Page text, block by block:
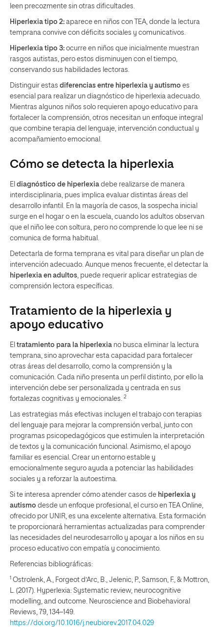
leen precozmente sin otras dificultades.
Hiperlexia tipo 2: aparece en niños con TEA, donde la lectura
temprana convive con déficits sociales y comunicativos.
Hiperlexia tipo 3: ocurre en niños que inicialmente muestran
rasgos autistas, pero estos disminuyen con el tiempo,
conservando sus habilidades lectoras.
Distinguir estas diferencias entre hiperlexia y autismo es
esencial para realizar un diagnóstico de hiperlexia adecuado.
Mientras algunos niños solo requieren apoyo educativo para
fortalecer la comprensión, otros necesitan un enfoque integral
que combine terapia del lenguaje, intervención conductual y
acompañamiento emocional.
Cómo se detecta la hiperlexia
El diagnóstico de hiperlexia debe realizarse de manera
interdisciplinaria, pues implica evaluar distintas áreas del
desarrollo infantil. En la mayoría de casos, la sospecha inicial
surge en el hogar o en la escuela, cuando los adultos observan
que el niño lee con soltura, pero no comprende lo que lee ni se
comunica de forma habitual.
Detectarla de forma temprana es vital para diseñar un plan de
intervención adecuado. Aunque menos frecuente, el detectar la
hiperlexia en adultos, puede requerir aplicar estrategias de
comprensión lectora específicas.
Tratamiento de la hiperlexia y
apoyo educativo
El tratamiento para la hiperlexia no busca eliminar la lectura
temprana, sino aprovechar esta capacidad para fortalecer
otras áreas del desarrollo, como la comprensión y la
comunicación. Cada niño presenta un perfil distinto, por ello la
intervención debe ser personalizada y centrada en sus
fortalezas cognitivas y emocionales. 2
Las estrategias más efectivas incluyen el trabajo con terapias
del lenguaje para mejorar la comprensión verbal, junto con
programas psicopedagógicos que estimulen la interpretación
de textos y la comunicación funcional. Asimismo, el apoyo
familiar es esencial. Crear un entorno estable y
emocionalmente seguro ayuda a potenciar las habilidades
sociales y a reforzar la autoestima.
Si te interesa aprender cómo atender casos de hiperlexia y
autismo desde un enfoque profesional, el curso en TEA Online,
ofrecido por UNIR, es una excelente alternativa. Esta formación
te proporcionará herramientas actualizadas para comprender
las necesidades del neurodesarrollo y apoyar a los niños en su
proceso educativo con empatía y conocimiento.
Referencias bibliográficas:
1 Ostrolenk, A., Forgeot d’Arc, B., Jelenic, P., Samson, F., & Mottron,
L. (2017). Hyperlexia: Systematic review, neurocognitive
modelling, and outcome. Neuroscience and Biobehavioral
Reviews, 79, 134–149.
https://doi.org/10.1016/j.neubiorev.2017.04.029